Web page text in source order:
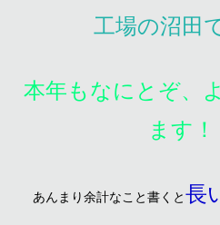
工場の沼田
本年もなにとぞ、
ます
あんまり余計なこと書くと長